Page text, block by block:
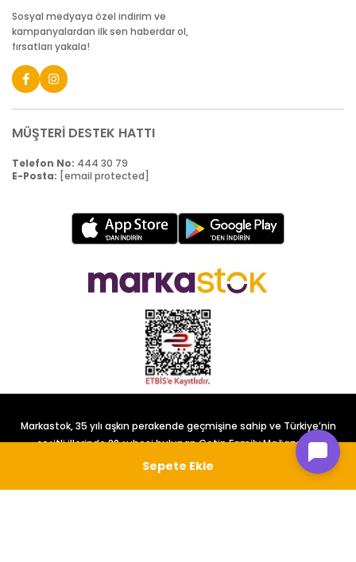
Sosyal medyaya özel indirim ve
kampanyalardan ilk sen haberdar ol,
fırsatları yakala!
MÜŞTERİ DESTEK HATTI
Telefon No: 444 30 79
E-Posta: [email protected]
Markastok, 35 yılı aşkın perakende geçmişine sahip ve Türkiye’nin
çeşitli illerinde 22 şubesi bulunan Çetin Family Mağazacılık
tarafından kurulmuştur.